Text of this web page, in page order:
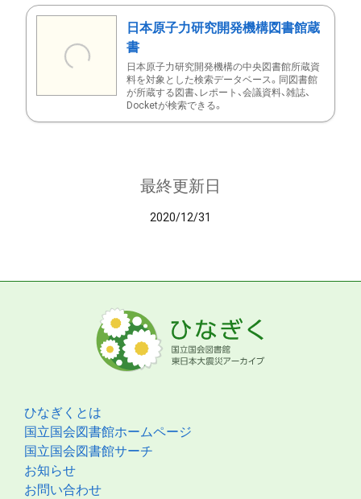
日本原子力研究開発機構図書館蔵
書
日本原子力研究開発機構の中央図書館所蔵資
料を対象とした検索データベース。同図書館
が所蔵する図書、レポート、会議資料、雑誌、
Docketが検索できる。
最終更新日
2020/12/31
ひなぎくとは
国立国会図書館ホームページ
国立国会図書館サーチ
お知らせ
お問い合わせ